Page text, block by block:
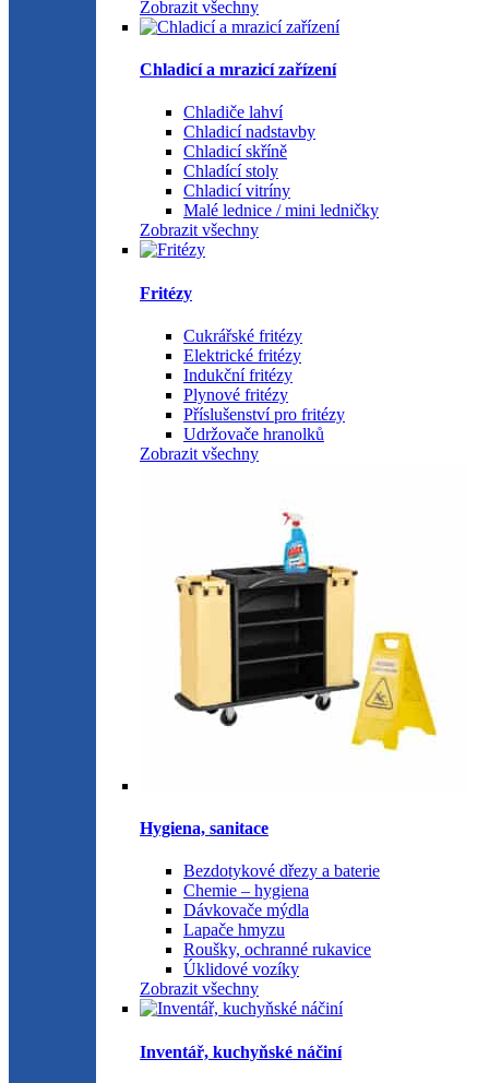
Zobrazit všechny
Chladicí a mrazicí zařízení
Chladiče lahví
Chladicí nadstavby
Chladicí skříně
Chladící stoly
Chladicí vitríny
Malé lednice / mini ledničky
Zobrazit všechny
Fritézy
Cukrářské fritézy
Elektrické fritézy
Indukční fritézy
Plynové fritézy
Příslušenství pro fritézy
Udržovače hranolků
Zobrazit všechny
Hygiena, sanitace
Bezdotykové dřezy a baterie
Chemie – hygiena
Dávkovače mýdla
Lapače hmyzu
Roušky, ochranné rukavice
Úklidové vozíky
Zobrazit všechny
Inventář, kuchyňské náčiní